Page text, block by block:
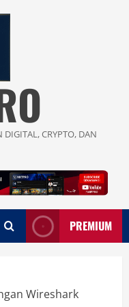
CRYPTO, DAN
PREMIUM
Wireshark